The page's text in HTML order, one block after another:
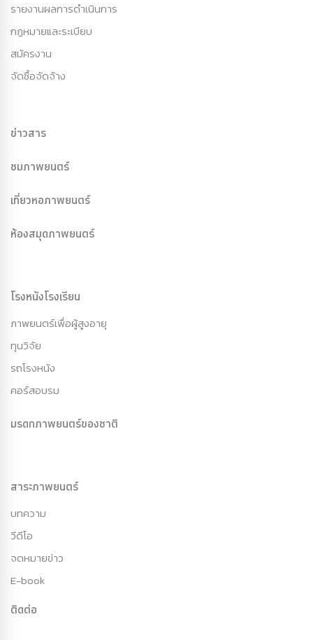
รายงานผลการดำเนินการ
กฏหมายและระเบียบ
สมัครงาน
จัดซื้อจัดจ้าง
ข่าวสาร
ชมภาพยนตร์
เที่ยวหอภาพยนตร์
ห้องสมุดภาพยนตร์
โรงหนังโรงเรียน
ภาพยนตร์เพื่อผู้สูงอายุ
ทุนวิจัย
รถโรงหนัง
คอร์สอบรม
มรดกภาพยนตร์ของชาติ
สาระภาพยนตร์
บทความ
วีดีโอ
จดหมายข่าว
E-book
ติดต่อ